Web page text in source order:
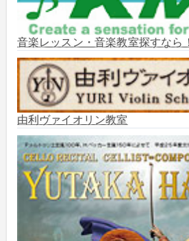
2025年9月
2025年8月
2025年7月
2025年6月
2025年5月
2025年3月
2025年2月
音楽レッスン・音楽教室探すなら
由利ヴァイオリン教室